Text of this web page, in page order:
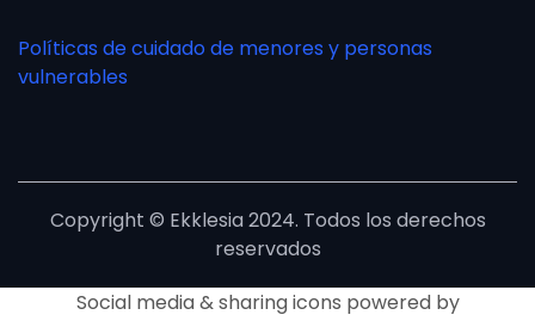
Políticas de cuidado de menores y personas
vulnerables
Copyright © Ekklesia 2024. Todos los derechos
reservados
Social media & sharing icons powered by